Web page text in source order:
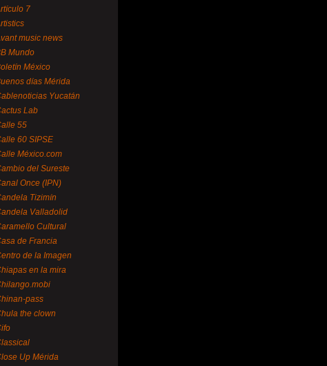
7
music news
Mundo
México
días Mérida
Yucatán
Lab
55
60 SIPSE
México.com
del Sureste
Once (IPN)
Tizimín
Valladolid
Cultural
de Francia
de la Imagen
en la mira
pass
the clown
Up Mérida